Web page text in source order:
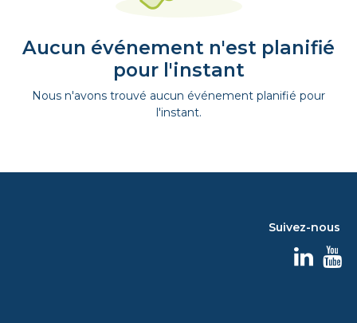
Aucun événement n'est planifié
pour l'instant
Nous n'avons trouvé aucun événement planifié pour
l'instant.
Suivez-nous